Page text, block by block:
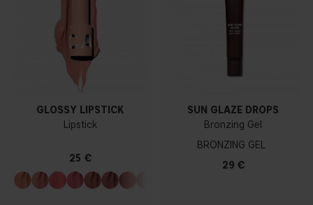
GLOSSY LIPSTICK
Lipstick
25 €
SUN GLAZE DROPS
Bronzing Gel
BRONZING GEL
29 €